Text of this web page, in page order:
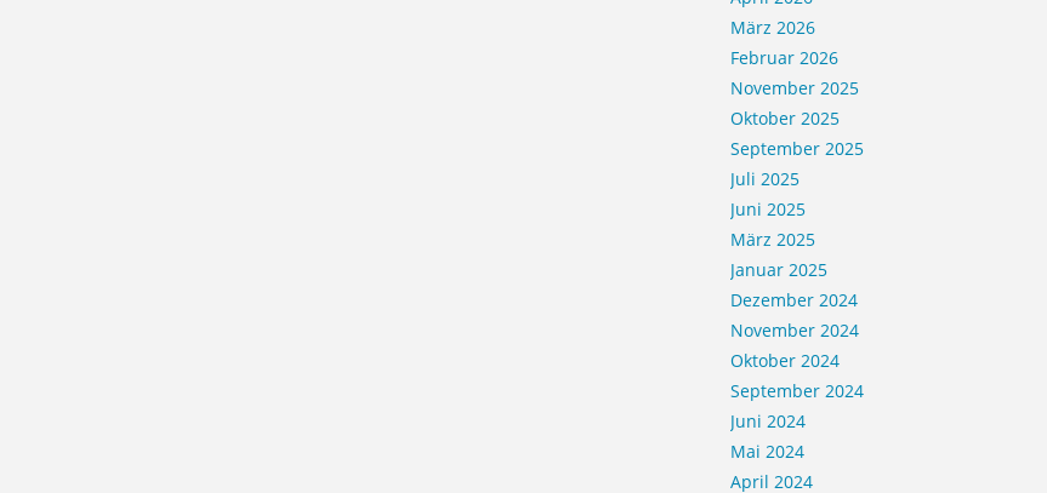
März 2026
Februar 2026
November 2025
Oktober 2025
September 2025
Juli 2025
Juni 2025
März 2025
Januar 2025
Dezember 2024
November 2024
Oktober 2024
September 2024
Juni 2024
Mai 2024
April 2024